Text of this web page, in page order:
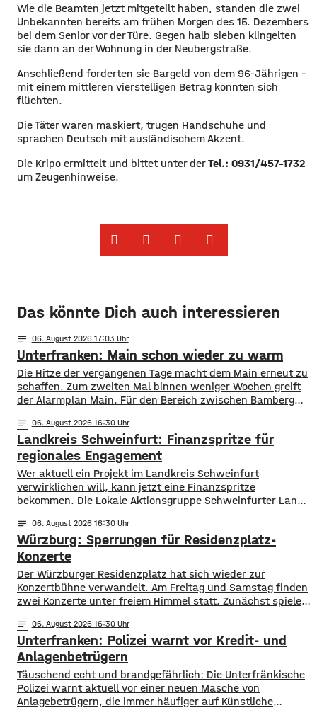
Wie die Beamten jetzt mitgeteilt haben, standen die zwei
Unbekannten bereits am frühen Morgen des 15. Dezembers
bei dem Senior vor der Türe. Gegen halb sieben klingelten
sie dann an der Wohnung in der Neubergstraße.
Anschließend forderten sie Bargeld von dem 96-Jährigen –
mit einem mittleren vierstelligen Betrag konnten sich
flüchten.
Die Täter waren maskiert, trugen Handschuhe und
sprachen Deutsch mit ausländischem Akzent.
Die Kripo ermittelt und bittet unter derTel.: 0931/457-1732
um Zeugenhinweise.
Das könnte Dich auch interessieren
notes 06. August 2026 17:03
Unterfranken: Main schon wieder zu warm
Die Hitze der vergangenen Tage macht dem Main erneut zu
schaffen. Zum zweiten Mal binnen weniger Wochen greift
der Alarmplan Main. Für den Bereich zwischen Bamberg
mainabwärts die zweite von drei Warnstufen. Zwar gibt es
aktuell mit dem Sauerstoffgehalt im Wasser noch keine
Probleme, allerdings ist die Wassertemperatur
notes 06. August 2026 16:30
Landkreis Schweinfurt: Finanzspritze für
regionales Engagement
Wer aktuell ein Projekt im Landkreis Schweinfurt
verwirklichen will, kann jetzt eine Finanzspritze
bekommen. Die Lokale Aktionsgruppe Schweinfurter Land
Bewerben können sich Bürger, Vereine und Organisationen.
Die Projekte sollen den Entwicklungszielen des Landkreises
dienen und das Bürgerengagement des Schweinfurter
Lands stärken. Die Entwicklungsziele sind:
Daseinsvorsorge, sozialer Zusammenhalt,
notes 06. August 2026 16:30
Würzburg: Sperrungen für Residenzplatz-
Konzerte
Der Würzburger Residenzplatz hat sich wieder zur
Konzertbühne verwandelt. Am Freitag und Samstag finden
zwei Konzerte unter freiem Himmel statt. Zunächst spielen
Samstag ist dann das Konzert des Duos Fast Boy. Das
Konzert von Roy Bianco und den Abbrunzati Boys ist
ausverkauft, rund 16.000 Menschen werden
notes 06. August 2026 16:30
Unterfranken: Polizei warnt vor Kredit- und
Anlagenbetrügern
​​Täuschend echt und brandgefährlich: Die Unterfränkische
Polizei warnt aktuell vor einer neuen Masche von
Anlagebetrügern, die immer häufiger auf Künstliche